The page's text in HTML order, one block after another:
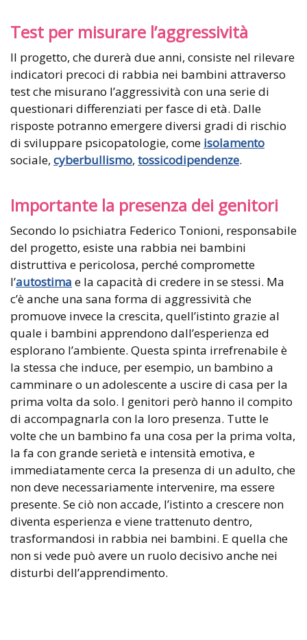
Test per misurare l’aggressività
Il progetto, che durerà due anni, consiste nel rilevare
indicatori precoci di rabbia nei bambini attraverso
test che misurano l’aggressività con una serie di
questionari differenziati per fasce di età. Dalle
risposte potranno emergere diversi gradi di rischio
di sviluppare psicopatologie, come isolamento
sociale, cyberbullismo, tossicodipendenze.
Importante la presenza dei genitori
Secondo lo psichiatra Federico Tonioni, responsabile
del progetto, esiste una rabbia nei bambini
distruttiva e pericolosa, perché compromette
l’autostima e la capacità di credere in se stessi. Ma
c’è anche una sana forma di aggressività che
promuove invece la crescita, quell’istinto grazie al
quale i bambini apprendono dall’esperienza ed
esplorano l’ambiente. Questa spinta irrefrenabile è
la stessa che induce, per esempio, un bambino a
camminare o un adolescente a uscire di casa per la
prima volta da solo. I genitori però hanno il compito
di accompagnarla con la loro presenza. Tutte le
volte che un bambino fa una cosa per la prima volta,
la fa con grande serietà e intensità emotiva, e
immediatamente cerca la presenza di un adulto, che
non deve necessariamente intervenire, ma essere
presente. Se ciò non accade, l’istinto a crescere non
diventa esperienza e viene trattenuto dentro,
trasformandosi in rabbia nei bambini. E quella che
non si vede può avere un ruolo decisivo anche nei
disturbi dell’apprendimento.